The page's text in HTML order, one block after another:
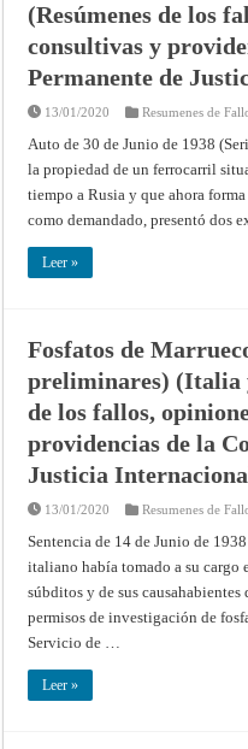
(Resúmenes de los
consultivas y
Permanente de
13/01/2020 Resumenes de
Auto de 30 de Junio de 1938
la propiedad de un ferrocarril
tiempo a Rusia y que ahora
como demandado, presentó dos
Leer »
Fosfatos de
preliminares) (Italia
de los fallos,
providencias de la
Justicia
13/01/2020 Resumenes de
Sentencia de 14 de Junio de
italiano había tomado a su cargo
súbditos y de sus
permisos de investigación de
Servicio de …
Leer »